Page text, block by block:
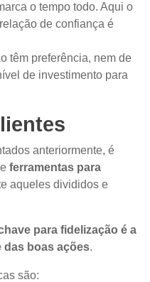
o tempo todo. Aqui o
de confiança é
têm preferência, nem de
de investimento para
anteriormente, é
ferramentas para
aqueles divididos e
para fidelização é a
das boas ações.
são: